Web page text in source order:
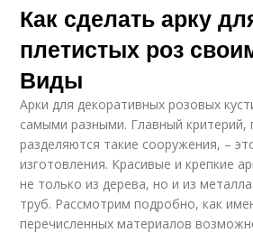
Как сделать арку
плетистых роз
Виды
Арки для декоративных розовых
самыми разными. Главный критерий,
разделяются такие сооружения, –
изготовления. Красивые и крепкие
не только из дерева, но и из
труб. Рассмотрим подробно, как
перечисленных материалов